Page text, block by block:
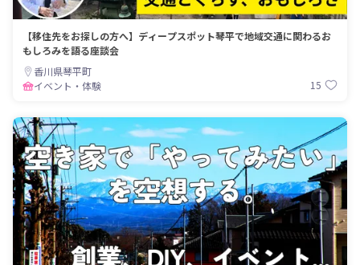
【移住先をお探しの方へ】ディープスポット琴平で地域交通に関わるお
もしろみを語る座談会
香川県琴平町
イベント・体験
15